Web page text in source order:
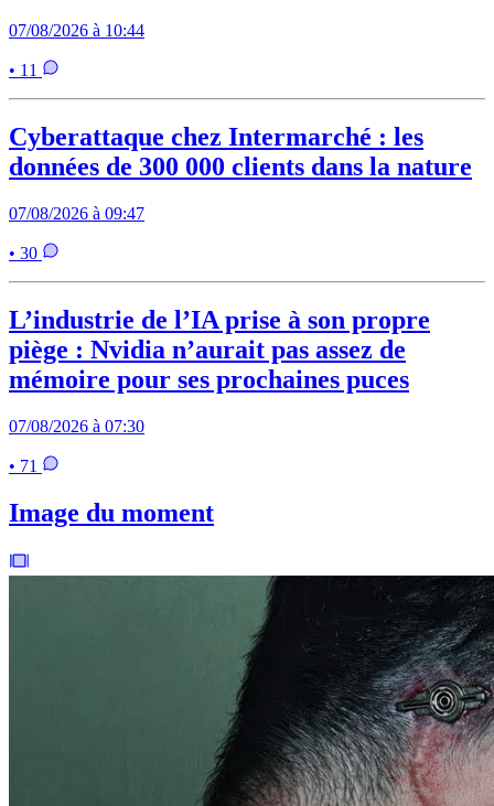
07/08/2026 à 10:44
• 11
Cyberattaque chez Intermarché : les
données de 300 000 clients dans la nature
07/08/2026 à 09:47
• 30
L’industrie de l’IA prise à son propre
piège : Nvidia n’aurait pas assez de
mémoire pour ses prochaines puces
07/08/2026 à 07:30
• 71
Image du moment